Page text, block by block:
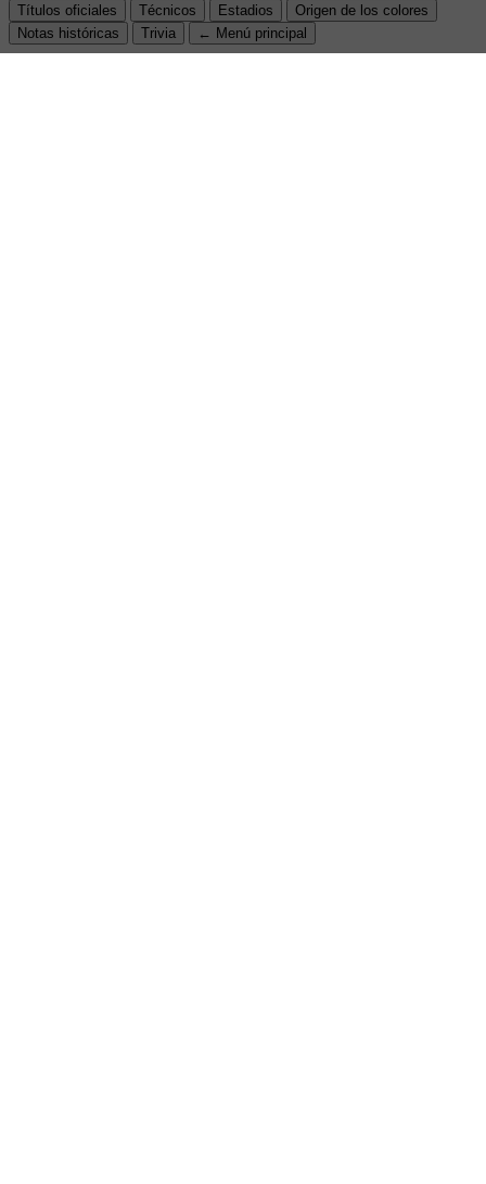
Títulos oficiales
Técnicos Estadios
Origen de los colores
Notas históricas
Trivia ← Menú principal